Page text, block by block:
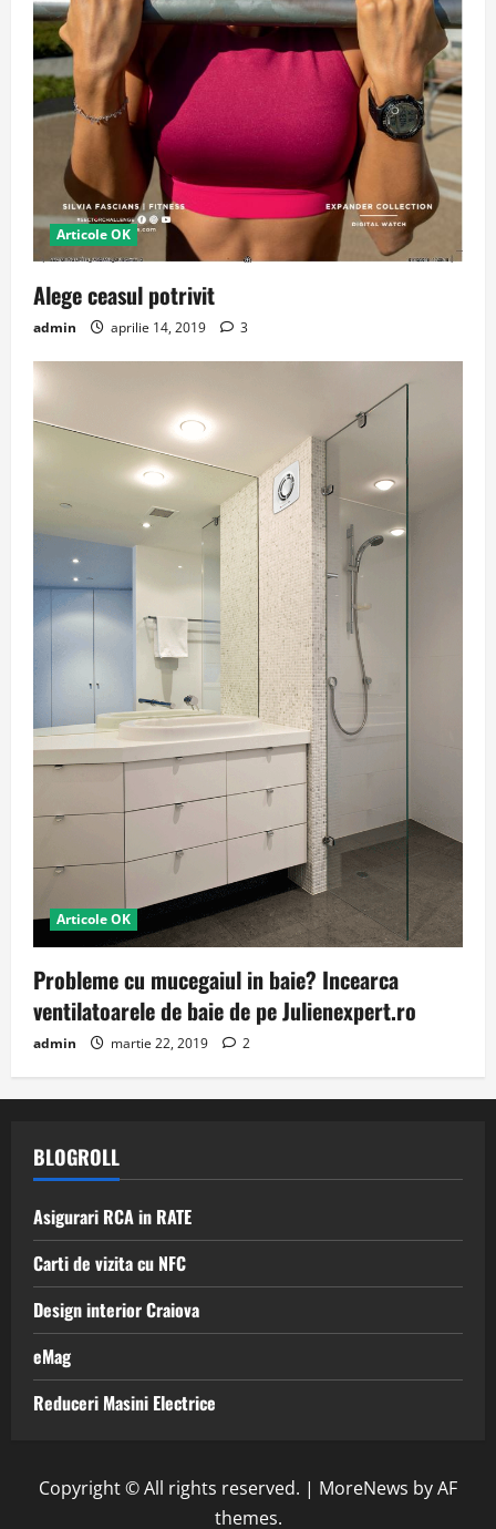
Articole OK
Alege ceasul potrivit
admin aprilie 14, 2019 3
Articole OK
Probleme cu mucegaiul in baie? Incearca
ventilatoarele de baie de pe Julienexpert.ro
admin martie 22, 2019 2
BLOGROLL
Asigurari RCA in RATE
Carti de vizita cu NFC
Design interior Craiova
eMag
Reduceri Masini Electrice
Copyright © All rights reserved. | MoreNews by AF
themes.